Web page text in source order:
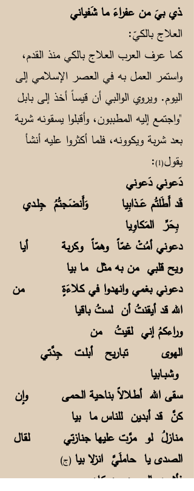
ـذي بيَ من عفراءَ ما شَفياني
العلاج بالكيّ:
كما عرف العرب العلاج بالكي منذ القدم،
واستمر العمل به في العصر الإسلامي إلى
اليوم. ويروي الوالبي أن قيساً أخذ إلى بابل
"واجتمع إليه المطببون، وأقبلوا يسقونه شربة
بعد شربة ويكوونه، فلما أكثروا عليه أنشأ
يقول(1)
:
دَعوني دَعوني
قَد أَطَلتُم عَــذابِيا وَأَنضَجتُمُ جِلـدي
بِحَرِّ المَكاوِيا
دعوني أمُتْ غمّاً وهمّاً وكربة أيا
ويح قلبي من به مثل ما بيا
دعوني بغمي وانهدوا في كلاءَةٍ من
الله قد أيقنتُ أن لستُ باقيا
وراءكمُ إني لقيتُ من
الهوى تباريح أبلـت جِدَّتي
وشبـابيا
سقى الله أطلالاً بناحية الحمى وإن
كنَّ قد أبدين للناس ما بيا
منازلُ لو مرَّت عليها جنازتي لقال
الصدى يا حاملَيَّ انزلا بيا (ج)
فأشهد بالرحمن من كان